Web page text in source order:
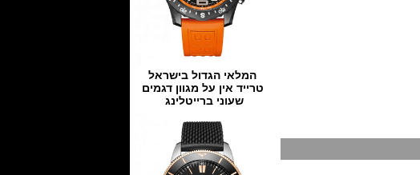
המלאי הגדול בישראל
טרייד אין על מגוון דגמים
שעוני ברייטלינג